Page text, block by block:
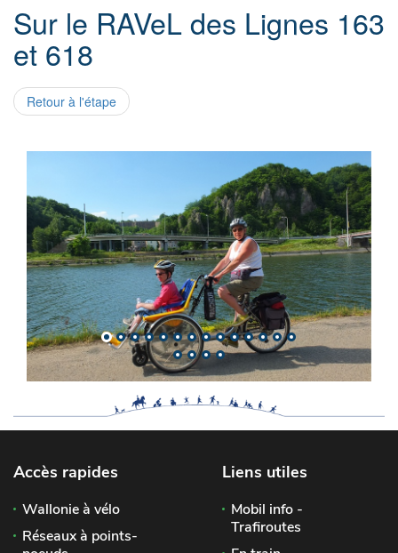
Sur le RAVeL des Lignes 163
et 618
Retour à l'étape
Accès rapides
Wallonie à vélo
Réseaux à points-
Liens utiles
Mobil info -
Trafiroutes